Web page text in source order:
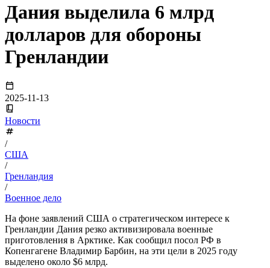
Дания выделила 6 млрд
долларов для обороны
Гренландии
2025-11-13
Новости
/
США
/
Гренландия
/
Военное дело
На фоне заявлений США о стратегическом интересе к
Гренландии Дания резко активизировала военные
приготовления в Арктике. Как сообщил посол РФ в
Копенгагене Владимир Барбин, на эти цели в 2025 году
выделено около $6 млрд.